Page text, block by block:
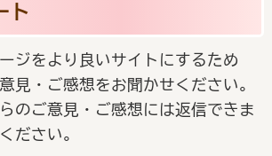
ト
ジをより良いサイトにするため
見・ご感想をお聞かせください。
のご意見・ご感想には返信できま
ださい。